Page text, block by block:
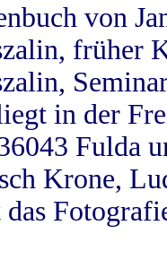
von
früher
in der
Fulda
Krone,